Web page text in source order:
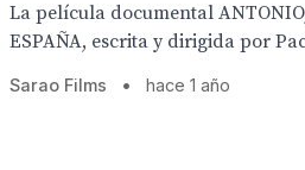
La película documental
ESPAÑA, escrita y dirigida por
Sarao Films • hace 1 año